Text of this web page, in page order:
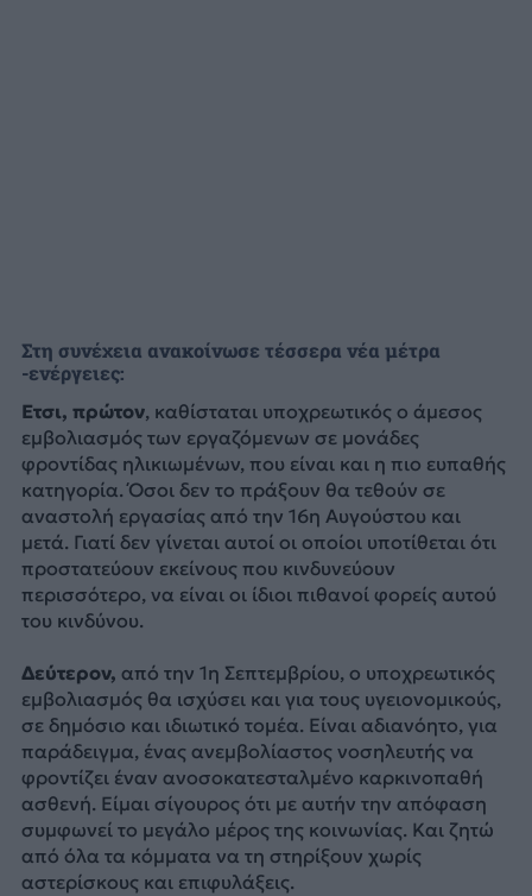
Στη συνέχεια ανακοίνωσε τέσσερα νέα μέτρα
-ενέργειες:
Ετσι, πρώτον, καθίσταται υποχρεωτικός ο άμεσος
εμβολιασμός των εργαζόμενων σε μονάδες
φροντίδας ηλικιωμένων, που είναι και η πιο ευπαθής
κατηγορία. Όσοι δεν το πράξουν θα τεθούν σε
αναστολή εργασίας από την 16η Αυγούστου και
μετά. Γιατί δεν γίνεται αυτοί οι οποίοι υποτίθεται ότι
προστατεύουν εκείνους που κινδυνεύουν
περισσότερο, να είναι οι ίδιοι πιθανοί φορείς αυτού
του κινδύνου.
Δεύτερον, από την 1η Σεπτεμβρίου, ο υποχρεωτικός
εμβολιασμός θα ισχύσει και για τους υγειονομικούς,
σε δημόσιο και ιδιωτικό τομέα. Είναι αδιανόητο, για
παράδειγμα, ένας ανεμβολίαστος νοσηλευτής να
φροντίζει έναν ανοσοκατεσταλμένο καρκινοπαθή
ασθενή. Είμαι σίγουρος ότι με αυτήν την απόφαση
συμφωνεί το μεγάλο μέρος της κοινωνίας. Και ζητώ
από όλα τα κόμματα να τη στηρίξουν χωρίς
αστερίσκους και επιφυλάξεις.